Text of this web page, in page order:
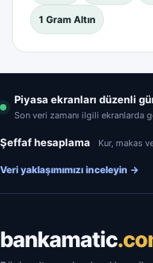
1 Gram Altın
Piyasa ekranları düzenli
Son veri zamanı ilgili ekranlarda
Şeffaf hesaplama Kur, makas
Veri yaklaşımımızı inceleyin →
bankamatic